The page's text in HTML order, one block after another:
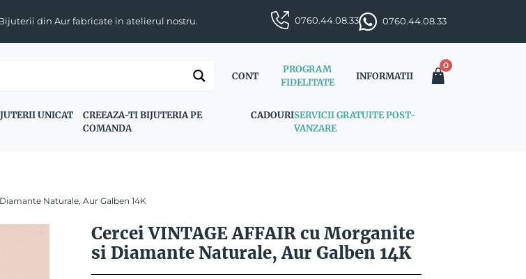
din Aur fabricate in atelierul nostru. 0760.44.08.33 0760.44.08.33
CONT
PROGRAM
FIDELITATE
INFORMATII
0
UNICAT
CREEAZA-TI BIJUTERIA PE
COMANDA
CADOURISERVICII GRATUITE POST-
VANZARE
Naturale, Aur Galben 14K
Cercei VINTAGE AFFAIR cu Morganite
si Diamante Naturale, Aur Galben 14K